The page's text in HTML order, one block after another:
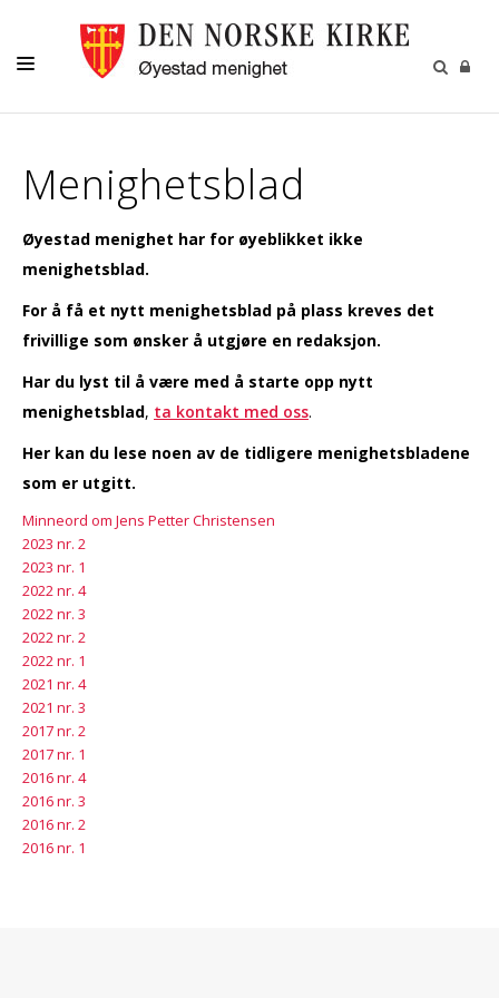
BARN OG UNGE
MENIGHETSBLAD
DÅP-VIGSEL-GRAVFERD
KONTAKT
Menighetsblad
Øyestad menighet har for øyeblikket ikke
menighetsblad.
For å få et nytt menighetsblad på plass kreves det
frivillige som ønsker å utgjøre en redaksjon.
Har du lyst til å være med å starte opp nytt
menighetsblad, ta kontakt med oss.
Her kan du lese noen av de tidligere menighetsbladene
som er utgitt.
Minneord om Jens Petter Christensen
2023 nr. 2
2023 nr. 1
2022 nr. 4
2022 nr. 3
2022 nr. 2
2022 nr. 1
2021 nr. 4
2021 nr. 3
2017 nr. 2
2017 nr. 1
2016 nr. 4
2016 nr. 3
2016 nr. 2
2016 nr. 1